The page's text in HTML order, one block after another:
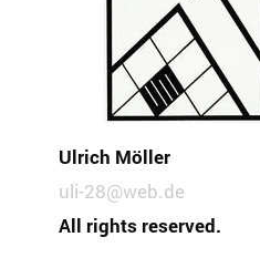
Ulrich Möller
uli-28@web.de
All rights reserved.